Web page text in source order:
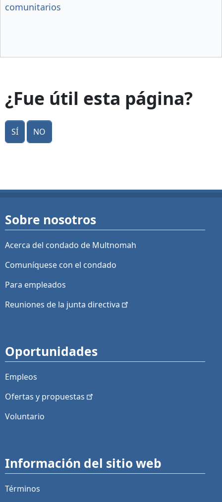
comunitarios
¿Fue útil esta página?
Sí No
Sobre nosotros
Acerca del condado de Multnomah
Comuníquese con el condado
Para empleados
Reuniones de la junta directiva
Oportunidades
Empleos
Ofertas y propuestas
Voluntario
Información del sitio web
Términos